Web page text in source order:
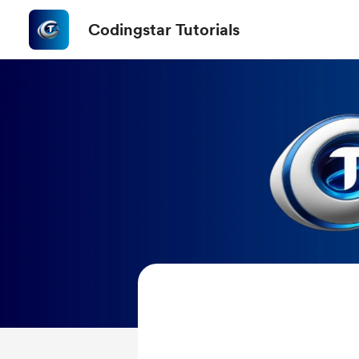
Codingstar Tutorials